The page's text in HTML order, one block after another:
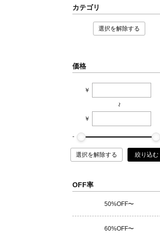
カテゴリ
選択を解除する
価格
￥
~
￥
選択を解除する 絞り込む
OFF率
50%OFF〜
60%OFF〜